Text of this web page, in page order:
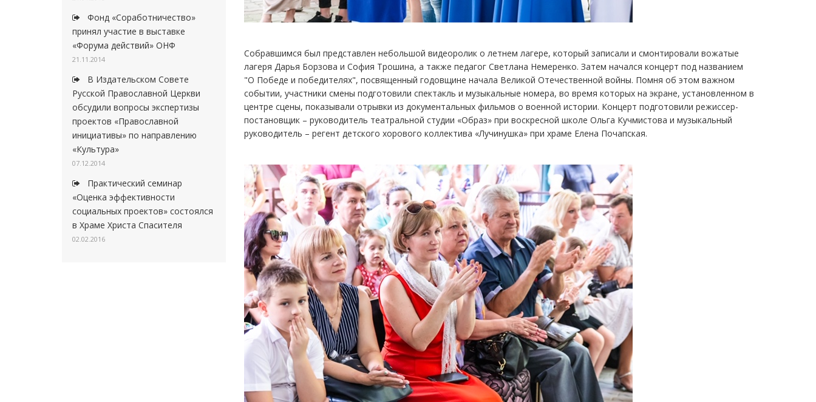
Фонд «Соработничество»
принял участие в выставке
«Форума действий» ОНФ
21.11.2014
В Издательском Совете
Русской Православной Церкви
обсудили вопросы экспертизы
проектов «Православной
инициативы» по направлению
«Культура»
07.12.2014
Практический семинар
«Оценка эффективности
социальных проектов» состоялся
в Храме Христа Спасителя
02.02.2016
Собравшимся был представлен небольшой видеоролик о летнем лагере, который записали и смонтировали вожатые
лагеря Дарья Борзова и София Трошина, а также педагог Светлана Немеренко. Затем начался концерт под названием
"О Победе и победителях", посвященный годовщине начала Великой Отечественной войны. Помня об этом важном
событии, участники смены подготовили спектакль и музыкальные номера, во время которых на экране, установленном в
центре сцены, показывали отрывки из документальных фильмов о военной истории. Концерт подготовили режиссер-
постановщик – руководитель театральной студии «Образ» при воскресной школе Ольга Кучмистова и музыкальный
руководитель – регент детского хорового коллектива «Лучинушка» при храме Елена Почапская.